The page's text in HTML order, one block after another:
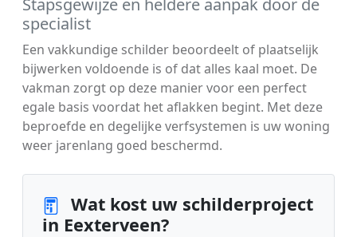
specialist
Een vakkundige schilder beoordeelt of plaatselijk
bijwerken voldoende is of dat alles kaal moet. De
vakman zorgt op deze manier voor een perfect
egale basis voordat het aflakken begint. Met deze
beproefde en degelijke verfsystemen is uw woning
weer jarenlang goed beschermd.
Wat kost uw schilderproject
in Eexterveen?